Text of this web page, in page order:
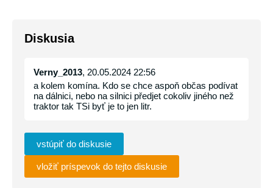
Diskusia
Verny_2013, 20.05.2024 22:56
a kolem komína. Kdo se chce aspoň občas podívat
na dálnici, nebo na silnici předjet cokoliv jiného než
traktor tak TSi byť je to jen litr.
vstúpiť do diskusie
vložiť príspevok do tejto diskusie